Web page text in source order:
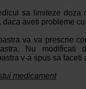
sa limiteze doza
daca aveti probleme
va va prescrie
Nu modificati
v-a spus sa faceti
medicament